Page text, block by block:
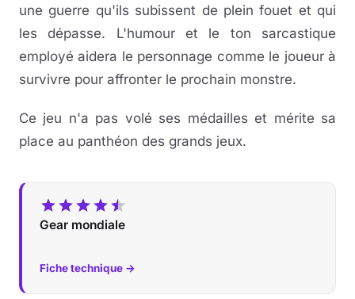
une guerre qu'ils subissent de plein fouet et qui
les dépasse. L'humour et le ton sarcastique
employé aidera le personnage comme le joueur à
survivre pour affronter le prochain monstre.
Ce jeu n'a pas volé ses médailles et mérite sa
place au panthéon des grands jeux.
Gear mondiale
Fiche technique →